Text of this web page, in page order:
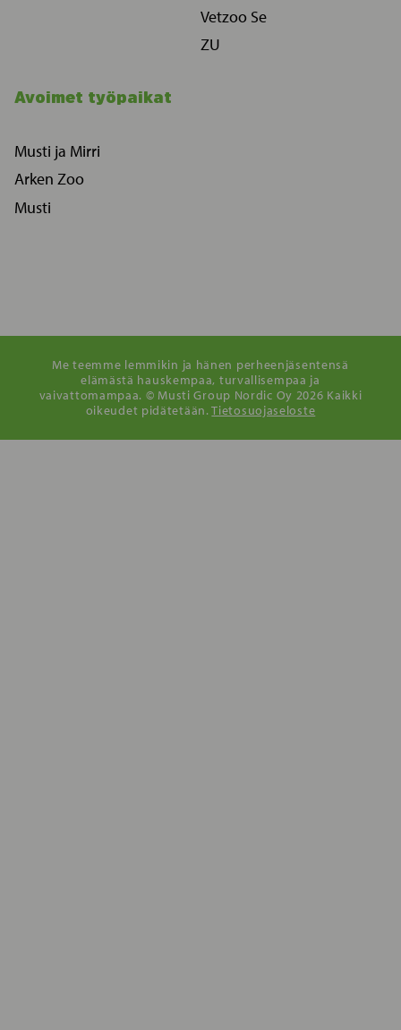
Vetzoo Se
ZU
Avoimet työpaikat
Musti ja Mirri
Arken Zoo
Musti
Me teemme lemmikin ja hänen perheenjäsentensä
elämästä hauskempaa, turvallisempaa ja
vaivattomampaa. © Musti Group Nordic Oy 2026 Kaikki
oikeudet pidätetään.Tietosuojaseloste